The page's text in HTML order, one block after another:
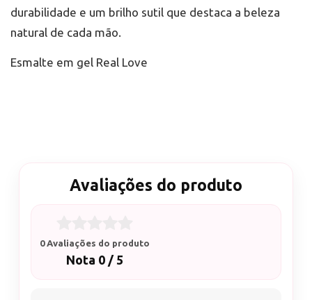
durabilidade e um brilho sutil que destaca a beleza
natural de cada mão.
Esmalte em gel Real Love
Avaliações do produto
0 Avaliações do produto
Nota 0 / 5